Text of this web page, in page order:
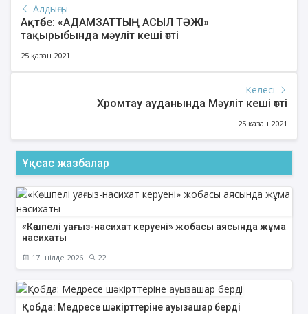
Алдыңғы
Ақтөбе: «АДАМЗАТТЫҢ АСЫЛ ТӘЖІ»
тақырыбында мәуліт кеші өтті
25 қазан 2021
Келесі
Хромтау ауданында Мәуліт кеші өтті
25 қазан 2021
Ұқсас жазбалар
«Көшпелі уағыз-насихат керуені» жобасы аясында жұма
насихаты
17 шілде 2026 22
Қобда: Медресе шәкірттеріне ауызашар берді